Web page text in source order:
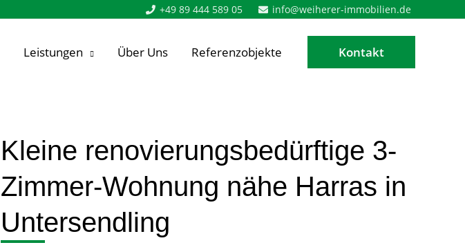
+49 89 444 589 05 info@weiherer-immobilien.de
Leistungen Über Uns Referenzobjekte Kontakt
Kleine renovierungsbedürftige 3-
Zimmer-Wohnung nähe Harras in
Untersendling